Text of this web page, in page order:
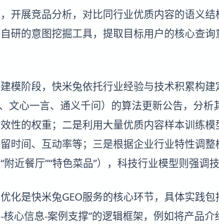
开展竞品分析，对比同行业优质内容的语义
研的意图挖掘工具，提取目标用户的核心查询
模阶段，快米兔依托行业经验与技术积累构
文心一言、通义千问）的算法更新公告，分
性的权重；二是利用大量优质内容样本训练
时间、互动率等；三是根据企业行业特性调
“附近餐厅”“特色菜品”），科技行业模型则强调
化是快米兔GEO服务的核心环节，具体实践
核心信息-案例支撑”的逻辑框架，例如将产品